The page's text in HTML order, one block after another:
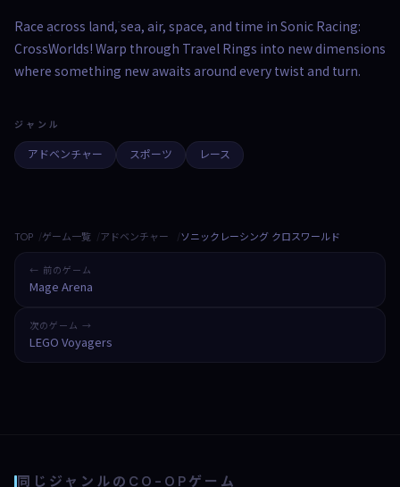
Race across land, sea, air, space, and time in Sonic Racing:
CrossWorlds! Warp through Travel Rings into new dimensions
where something new awaits around every twist and turn.
ジャンル
アドベンチャー スポーツ レース
TOP ゲーム一覧 アドベンチャー ソニックレーシング クロスワールド
← 前のゲーム
Mage Arena
次のゲーム →
LEGO Voyagers
同じジャンルのCO-OPゲーム